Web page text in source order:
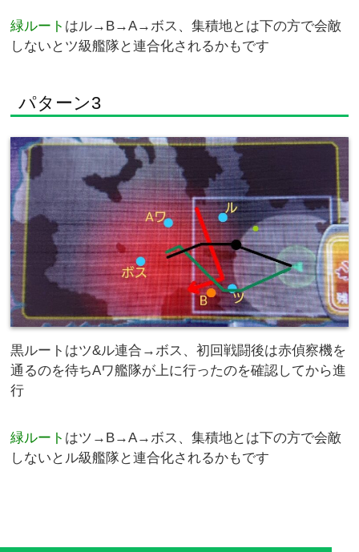
緑ルート はル→B→A→ボス、集積地とは下の方で会敵
しないとツ級艦隊と連合化されるかもです
パターン3
黒ルートはツ&ル連合→ボス、初回戦闘後は赤偵察機を
通るのを待ちAワ艦隊が上に行ったのを確認してから進
行
緑ルート はツ→B→A→ボス、集積地とは下の方で会敵
しないとル級艦隊と連合化されるかもです